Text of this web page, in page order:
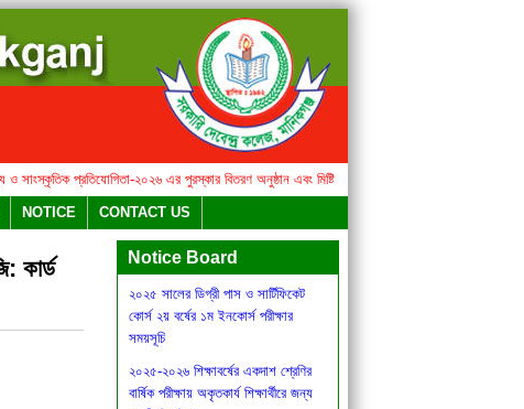
প্রতিযোগিতা-২০২৬ এর পুরস্কার বিতরণ অনুষ্ঠান এবং মিষ্টি উৎসব সংক্রান্ত বিজ্ঞপ্তি
NOTICE CONTACT US
কার্ড
Notice Board
বার্ষিক সাহিত্য ও সাংস্কৃতিক
অনুষ্ঠান এবং মিষ্টি উৎসব সংক্রান্ত বিজ্ঞপ্তি
২০২৫ সালের ডিগ্রী পাস ও সার্টিফিকেট
কোর্স ২য় বর্ষের ১ম ইনকোর্স পরীক্ষার
সময়সূচি
বার্ষিক পরীক্ষায় অকৃতকার্য শিক্ষার্থীরে জন্য
জরুরী বিজ্ঞপ্তি